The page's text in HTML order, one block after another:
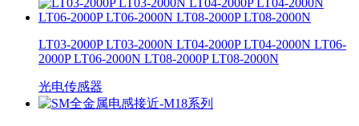
LT03-2000P LT03-2000N LT04-2000P LT04-2000N LT06-
2000P LT06-2000N LT08-2000P LT08-2000N
光电传感器